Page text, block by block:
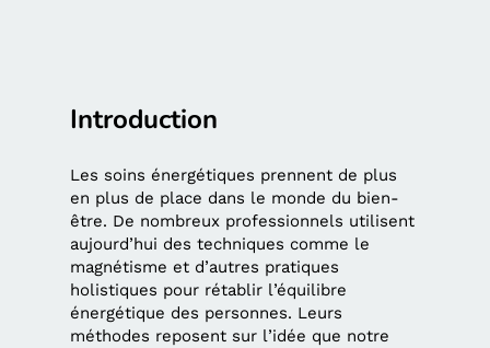
Introduction
Les soins énergétiques prennent de plus
en plus de place dans le monde du bien-
être. De nombreux professionnels utilisent
aujourd’hui des techniques comme le
magnétisme et d’autres pratiques
holistiques pour rétablir l’équilibre
énergétique des personnes. Leurs
méthodes reposent sur l’idée que notre